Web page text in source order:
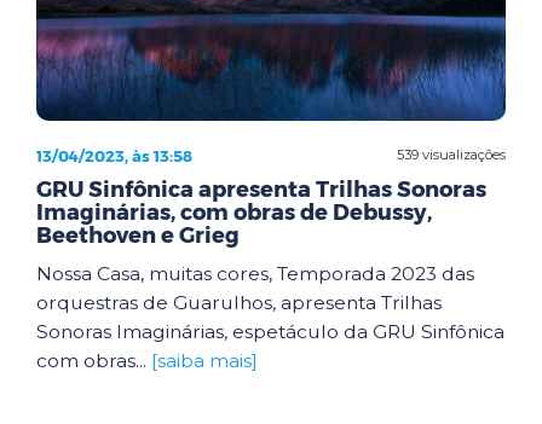
539 visualizações
13/04/2023, às 13:58
GRU Sinfônica apresenta Trilhas Sonoras
Imaginárias, com obras de Debussy,
Beethoven e Grieg
Nossa Casa, muitas cores, Temporada 2023 das
orquestras de Guarulhos, apresenta Trilhas
Sonoras Imaginárias, espetáculo da GRU Sinfônica
com obras... [saiba mais]